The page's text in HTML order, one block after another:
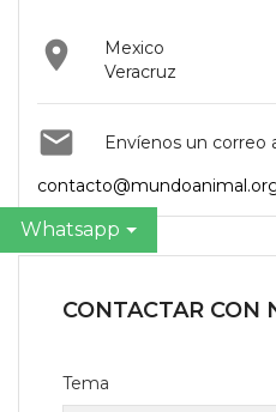

Mexico
Veracruz

Envíenos un correo
CONTACTAR CON
Tema
Whatsapp